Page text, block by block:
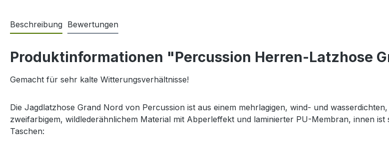
Beschreibung Bewertungen
Produktinformationen "Percussion Herren-Latzhose
Gemacht für sehr kalte Witterungsverhältnisse!
Die Jagdlatzhose Grand Nord von Percussion ist aus einem mehrlagigen, wind- und
zweifarbigem, wildlederähnlichem Material mit Abperleffekt und laminierter PU-Membran, innen
Taschen: